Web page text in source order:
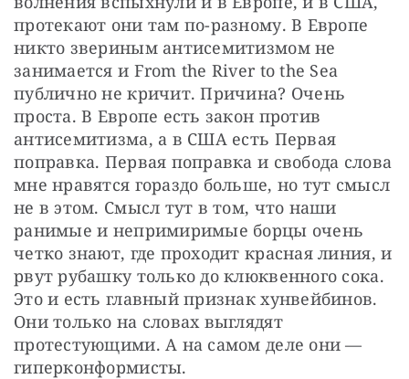
протекают они там по-разному. В Европе
никто звериным антисемитизмом не
занимается и From the River to the Sea
публично не кричит. Причина? Очень
проста. В Европе есть закон против
антисемитизма, а в США есть Первая
поправка. Первая поправка и свобода слова
мне нравятся гораздо больше, но тут смысл
не в этом. Смысл тут в том, что наши
ранимые и непримиримые борцы очень
четко знают, где проходит красная линия, и
рвут рубашку только до клюквенного сока.
Это и есть главный признак хунвейбинов.
Они только на словах выглядят
протестующими. А на самом деле они —
гиперконформисты.